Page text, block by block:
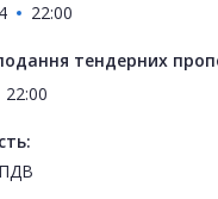
22:00
тендерних
22:00